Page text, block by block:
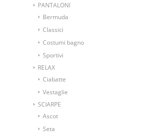
PANTALONI
Bermuda
Classici
Costumi bagno
Sportivi
RELAX
Ciabatte
Vestaglie
SCIARPE
Ascot
Seta